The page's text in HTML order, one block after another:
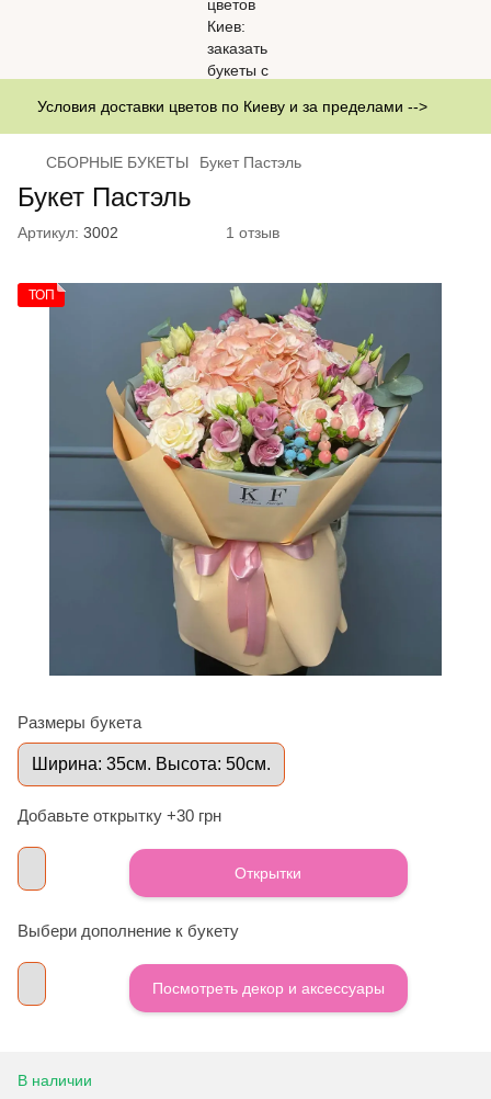
Условия доставки цветов по Киеву и за пределами -->
СБОРНЫЕ БУКЕТЫ Букет Пастэль
Букет Пастэль
Артикул: 3002 1 отзыв
ТОП
Размеры букета
Ширина: 35см. Высота: 50см.
Добавьте открытку +30 грн
Открытки
Выбери дополнение к букету
Посмотреть декор и аксессуары
В наличии